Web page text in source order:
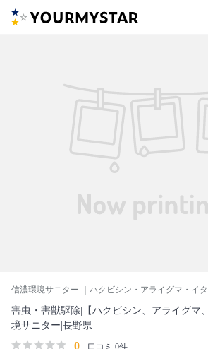
信濃環境サニター ｜ハクビシン・アライグマ・イ
害虫・害獣駆除|【ハクビシン、アライグマ
境サニター|長野県
0 口コミ 0件